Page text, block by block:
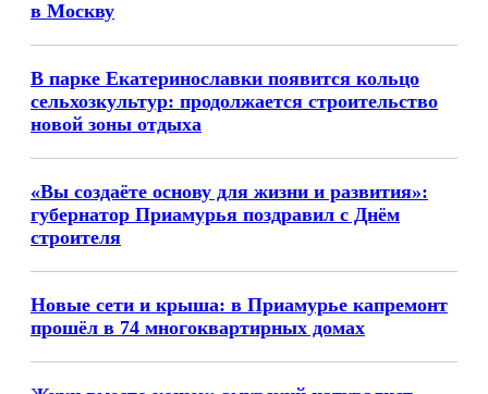
в Москву
В парке Екатеринославки появится кольцо
сельхозкультур: продолжается строительство
новой зоны отдыха
«Вы создаёте основу для жизни и развития»:
губернатор Приамурья поздравил с Днём
строителя
Новые сети и крыша: в Приамурье капремонт
прошёл в 74 многоквартирных домах